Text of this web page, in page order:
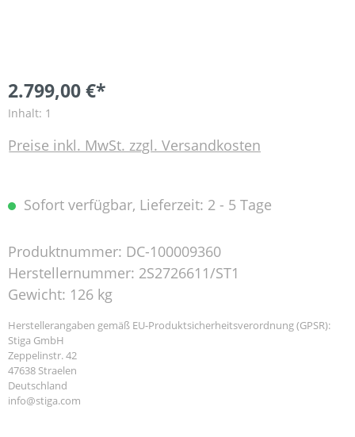
2.799,00 €*
Inhalt: 1
Preise inkl. MwSt. zzgl. Versandkosten
Sofort verfügbar, Lieferzeit: 2 - 5 Tage
Produktnummer: DC-100009360
Herstellernummer: 2S2726611/ST1
Gewicht: 126 kg
Herstellerangaben gemäß EU-Produktsicherheitsverordnung (GPSR):
Stiga GmbH
Zeppelinstr. 42
47638 Straelen
Deutschland
info@stiga.com